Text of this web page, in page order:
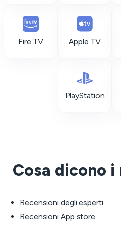
Fire TV Apple TV
PlayStation
Cosa dicono
Recensioni degli esperti
Recensioni App store